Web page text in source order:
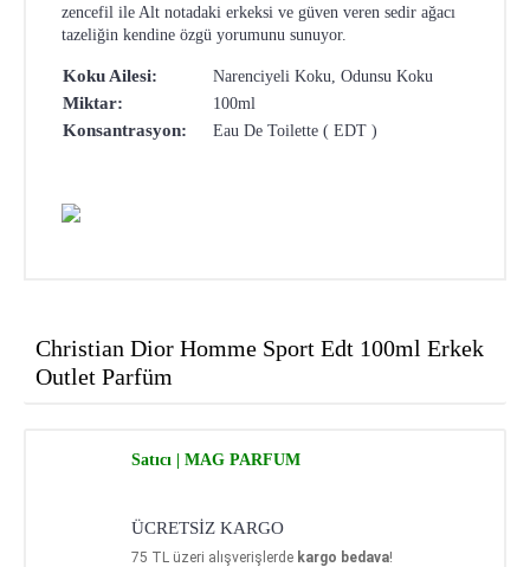
zencefil ile Alt notadaki erkeksi ve güven veren sedir ağacı
tazeliğin kendine özgü yorumunu sunuyor.
Koku Ailesi: Narenciyeli Koku, Odunsu Koku
Miktar: 100ml
Konsantrasyon: Eau De Toilette ( EDT )
Christian Dior Homme Sport Edt 100ml Erkek
Outlet Parfüm
Satıcı | MAG PARFUM
ÜCRETSİZ KARGO
75 TL üzeri alışverişlerde kargo bedava!